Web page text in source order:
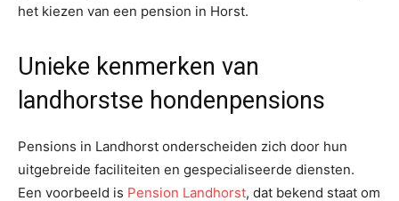
het kiezen van een pension in Horst.
Unieke kenmerken van
landhorstse hondenpensions
Pensions in Landhorst onderscheiden zich door hun
uitgebreide faciliteiten en gespecialiseerde diensten.
Een voorbeeld is Pension Landhorst, dat bekend staat om